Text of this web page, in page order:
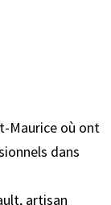
Maurice où ont
dans
artisan